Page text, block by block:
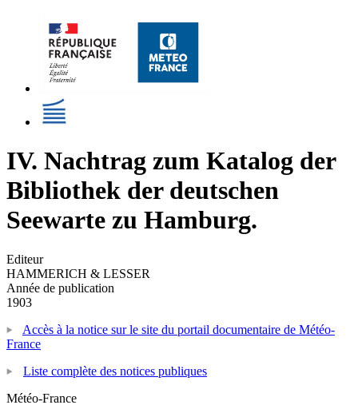
IV. Nachtrag zum Katalog der
Bibliothek der deutschen
Seewarte zu Hamburg.
Editeur
HAMMERICH & LESSER
Année de publication
1903
Accès à la notice sur le site du portail documentaire de Météo-
France
Liste complète des notices publiques
Météo-France